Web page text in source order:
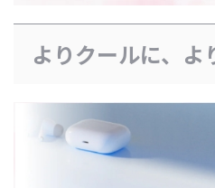
よりクールに、よ